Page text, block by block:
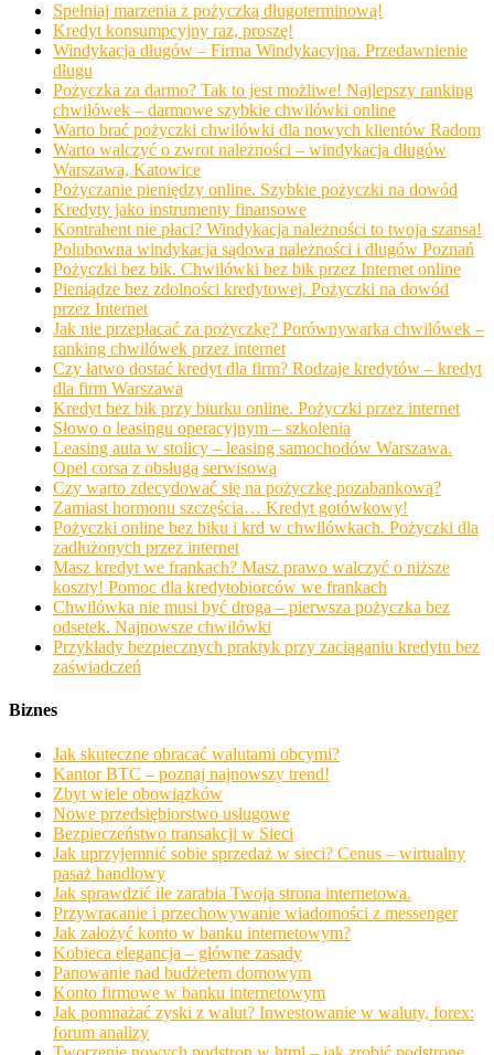
Spełniaj marzenia z pożyczką długoterminową!
Kredyt konsumpcyjny raz, proszę!
Windykacja długów – Firma Windykacyjna. Przedawnienie
długu
Pożyczka za darmo? Tak to jest możliwe! Najlepszy ranking
chwilówek – darmowe szybkie chwilówki online
Warto brać pożyczki chwilówki dla nowych klientów Radom
Warto walczyć o zwrot należności – windykacja długów
Warszawa, Katowice
Pożyczanie pieniędzy online. Szybkie pożyczki na dowód
Kredyty jako instrumenty finansowe
Kontrahent nie płaci? Windykacja należności to twoja szansa!
Polubowna windykacja sądowa należności i długów Poznań
Pożyczki bez bik. Chwilówki bez bik przez Internet online
Pieniądze bez zdolności kredytowej. Pożyczki na dowód
przez Internet
Jak nie przepłacać za pożyczkę? Porównywarka chwilówek –
ranking chwilówek przez internet
Czy łatwo dostać kredyt dla firm? Rodzaje kredytów – kredyt
dla firm Warszawa
Kredyt bez bik przy biurku online. Pożyczki przez internet
Słowo o leasingu operacyjnym – szkolenia
Leasing auta w stolicy – leasing samochodów Warszawa.
Opel corsa z obsługą serwisową
Czy warto zdecydować się na pożyczkę pozabankową?
Zamiast hormonu szczęścia… Kredyt gotówkowy!
Pożyczki online bez biku i krd w chwilówkach. Pożyczki dla
zadłużonych przez internet
Masz kredyt we frankach? Masz prawo walczyć o niższe
koszty! Pomoc dla kredytobiorców we frankach
Chwilówka nie musi być droga – pierwsza pożyczka bez
odsetek. Najnowsze chwilówki
Przykłady bezpiecznych praktyk przy zaciąganiu kredytu bez
zaświadczeń
Biznes
Jak skuteczne obracać walutami obcymi?
Kantor BTC – poznaj najnowszy trend!
Zbyt wiele obowiązków
Nowe przedsiębiorstwo usługowe
Bezpieczeństwo transakcji w Sieci
Jak uprzyjemnić sobie sprzedaż w sieci? Cenus – wirtualny
pasaż handlowy
Jak sprawdzić ile zarabia Twoja strona internetowa.
Przywracanie i przechowywanie wiadomości z messenger
Jak założyć konto w banku internetowym?
Kobieca elegancja – główne zasady
Panowanie nad budżetem domowym
Konto firmowe w banku internetowym
Jak pomnażać zyski z walut? Inwestowanie w waluty, forex:
forum analizy